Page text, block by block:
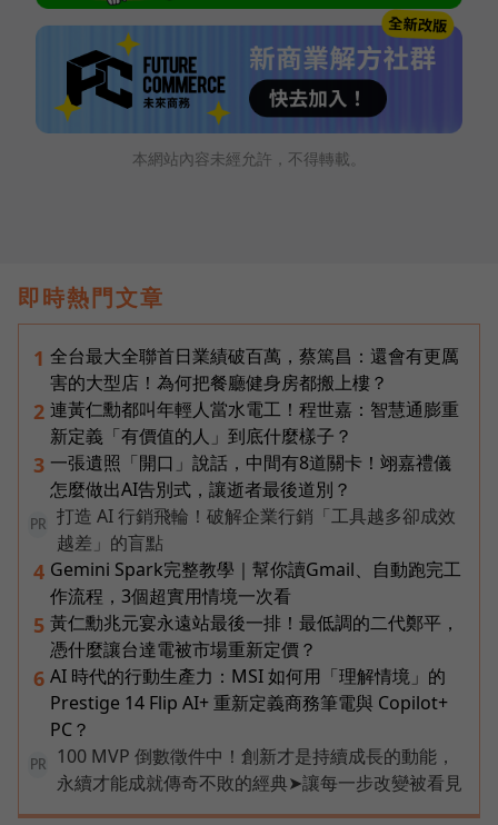
本網站內容未經允許，不得轉載。
即時熱門文章
1 全台最大全聯首日業績破百萬，蔡篤昌：還會有更厲
害的大型店！為何把餐廳健身房都搬上樓？
2 連黃仁勳都叫年輕人當水電工！程世嘉：智慧通膨重
新定義「有價值的人」到底什麼樣子？
3 一張遺照「開口」說話，中間有8道關卡！翊嘉禮儀
怎麼做出AI告別式，讓逝者最後道別？
PR
打造 AI 行銷飛輪！破解企業行銷「工具越多卻成效
越差」的盲點
4 Gemini Spark完整教學｜幫你讀Gmail、自動跑完工
作流程，3個超實用情境一次看
5 黃仁勳兆元宴永遠站最後一排！最低調的二代鄭平，
憑什麼讓台達電被市場重新定價？
6 AI 時代的行動生產力：MSI 如何用「理解情境」的
Prestige 14 Flip AI+ 重新定義商務筆電與 Copilot+
PC？
PR
100 MVP 倒數徵件中！創新才是持續成長的動能，
永續才能成就傳奇不敗的經典➤讓每一步改變被看見